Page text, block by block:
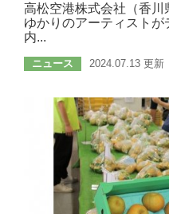
高松空港株式会社（香川
ゆかりのアーティスト
内...
ニュース 2024.07.13 更新